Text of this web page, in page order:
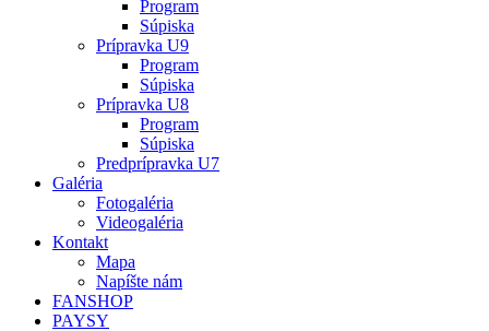
Program
Súpiska
Prípravka U9
Program
Súpiska
Prípravka U8
Program
Súpiska
Predprípravka U7
Galéria
Fotogaléria
Videogaléria
Kontakt
Mapa
Napíšte nám
FANSHOP
PAYSY